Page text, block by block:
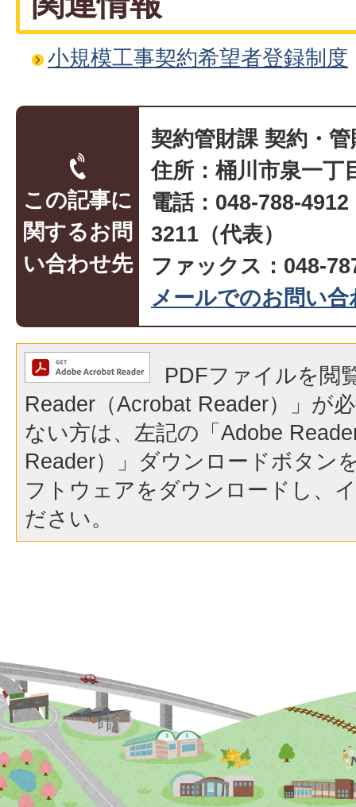
小規模工事契約希望者登録制度
この記事に
関するお問
い合わせ先
契約管財課 契約・
住所：桶川市泉一丁
電話：048-788-
3211（代表）
ファックス：048-
メールでのお問い
PDFファイルを閲
Reader（Acrobat Reader）」が
ない方は、左記の「Adobe
Reader）」ダウンロードボタン
フトウェアをダウンロードし、
ださい。